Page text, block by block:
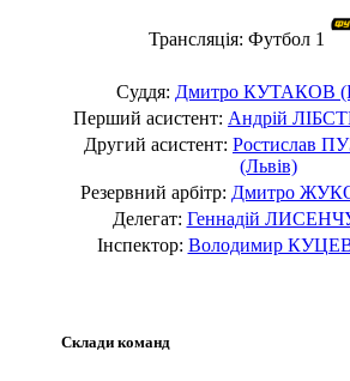
Трансляція: Футбол 1
Суддя: Дмитро КУТАКОВ
Перший асистент: Андрій
Другий асистент: Ростислав
(Львів)
Резервний арбітр: Дмитро
Делегат: Геннадій
Інспектор: Володимир
Склади команд